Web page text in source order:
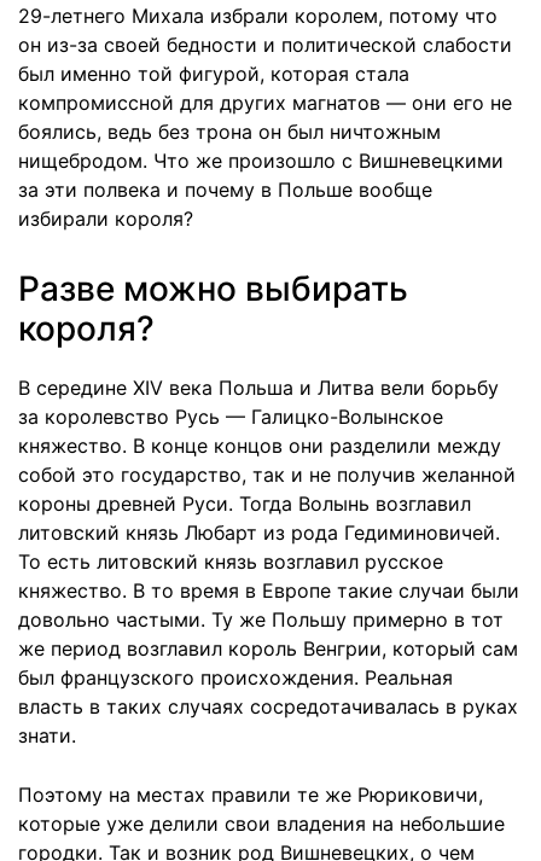
29-летнего Михала избрали королем, потому что
он из-за своей бедности и политической слабости
был именно той фигурой, которая стала
компромиссной для других магнатов — они его не
боялись, ведь без трона он был ничтожным
нищебродом. Что же произошло с Вишневецкими
за эти полвека и почему в Польше вообще
избирали короля?
Разве можно выбирать
короля?
В середине XIV века Польша и Литва вели борьбу
за королевство Русь — Галицко-Волынское
княжество. В конце концов они разделили между
собой это государство, так и не получив желанной
короны древней Руси. Тогда Волынь возглавил
литовский князь Любарт из рода Гедиминовичей.
То есть литовский князь возглавил русское
княжество. В то время в Европе такие случаи были
довольно частыми. Ту же Польшу примерно в тот
же период возглавил король Венгрии, который сам
был французского происхождения. Реальная
власть в таких случаях сосредотачивалась в руках
знати.
Поэтому на местах правили те же Рюриковичи,
которые уже делили свои владения на небольшие
городки. Так и возник род Вишневецких, о чем